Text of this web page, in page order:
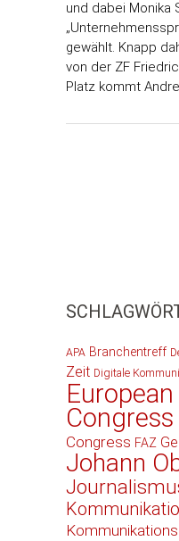
und dabei Monika
gewählt. Knapp
von der ZF
Platz kommt
APA Branchentreff
Zeit Digitale
Congress
Congress FAZ
Johann